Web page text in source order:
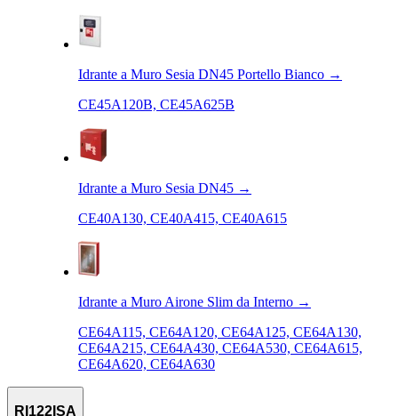
Idrante a Muro Sesia DN45 Portello Bianco →
CE45A120B, CE45A625B
Idrante a Muro Sesia DN45 →
CE40A130, CE40A415, CE40A615
Idrante a Muro Airone Slim da Interno →
CE64A115, CE64A120, CE64A125, CE64A130,
CE64A215, CE64A430, CE64A530, CE64A615,
CE64A620, CE64A630
RI122ISA